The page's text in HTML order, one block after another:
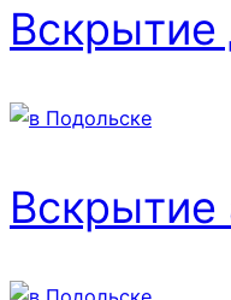
Вскрытие
Вскрытие